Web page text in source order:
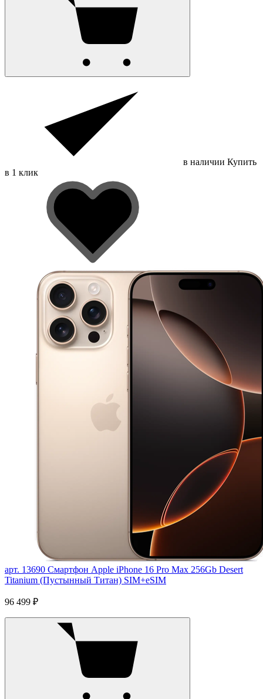
в наличии Купить
в 1 клик
арт. 13690 Смартфон Apple iPhone 16 Pro Max 256Gb Desert
Titanium (Пустынный Титан) SIM+eSIM
96 499 ₽